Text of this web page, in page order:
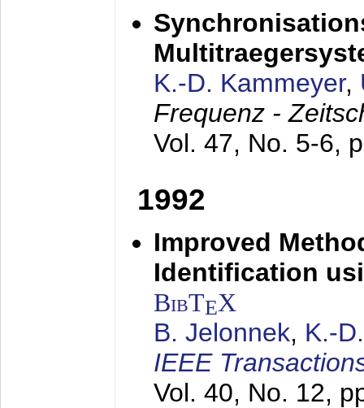
K.-D. Kammeyer,
Frequenz -
Vol. 47, No. 5-6,
1992
Improved
Identification
BibTEX
B. Jelonnek, K.-
IEEE
Vol. 40, No. 12,